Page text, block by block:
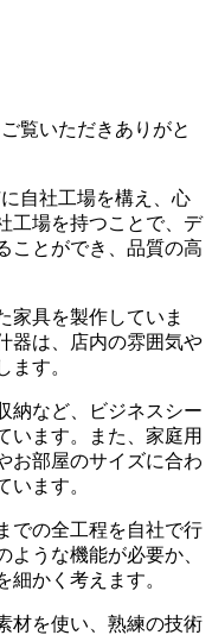
覧いただきありがと
自社工場を構え、心
工場を持つことで、デ
ことができ、品質の高
家具を製作していま
器は、店内の雰囲気や
ます。
納など、ビジネスシー
います。また、家庭用
お部屋のサイズに合わ
います。
での全工程を自社で行
ような機能が必要か、
細かく考えます。
材を使い、熟練の技術